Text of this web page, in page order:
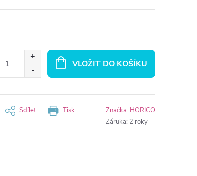
VLOŽIT DO KOŠÍKU
Tisk
Sdílet Značka: HORICO
Záruka: 2 roky